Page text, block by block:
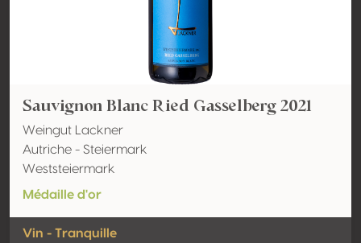
Sauvignon Blanc Ried Gasselberg 2021
Weingut Lackner
Autriche - Steiermark
Weststeiermark
Médaille d'or
Vin - Tranquille